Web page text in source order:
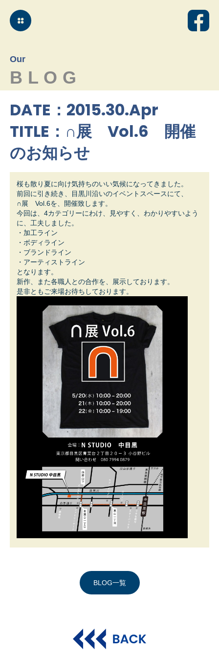
Our
BLOG
DATE：2015.30.Apr
TITLE：∩展 Vol.6 開催
のお知らせ
桜も散り夏に向け気持ちのいい気候になってきました。
前回に引き続き、目黒川沿いのイベントスペースにて、
∩展 Vol.6を、開催致します。
今回は、4カテゴリーにわけ、見やすく、わかりやすいよう
に、工夫しました。
・加工ライン
・ボディライン
・ブランドライン
・アーティストライン
となります。
新作、また各職人との合作を、展示しております。
是非ともご来場お待ちしております。
BLOG一覧